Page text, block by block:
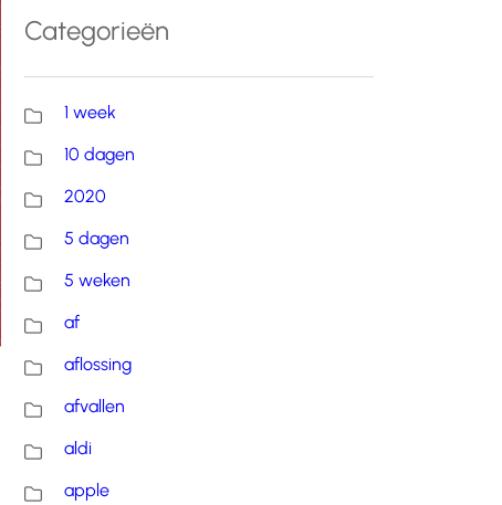
Categorieën
1 week
10 dagen
2020
5 dagen
5 weken
af
aflossing
afvallen
aldi
apple